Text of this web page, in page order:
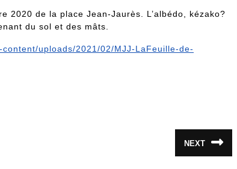
2020 de la place Jean-Jaurès. L’albédo, kézako?
du sol et des mâts.
uploads/2021/02/MJJ-LaFeuille-de-
NEXT
suivant